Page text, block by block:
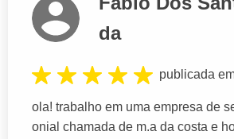
da
publicada
ola! trabalho em uma empresa de
onial chamada de m.a da costa e